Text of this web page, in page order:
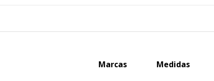
Marcas Medidas